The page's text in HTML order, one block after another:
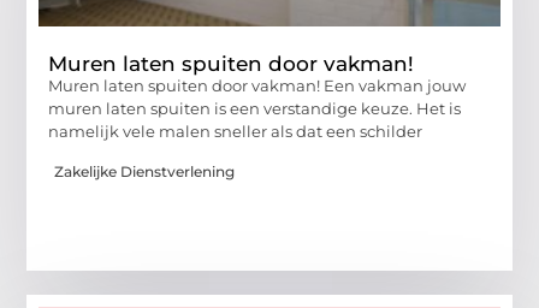
Muren laten spuiten door vakman!
Muren laten spuiten door vakman! Een vakman jouw
muren laten spuiten is een verstandige keuze. Het is
namelijk vele malen sneller als dat een schilder
Zakelijke Dienstverlening